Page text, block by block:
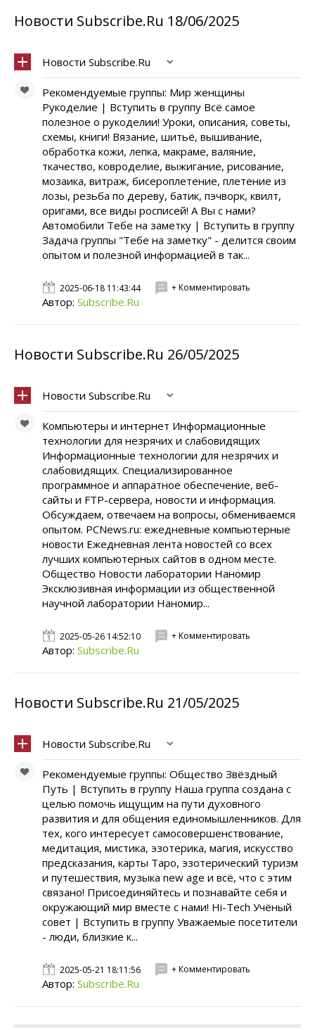
Новости Subscribe.Ru 18/06/2025
Новости Subscribe.Ru
Рекомендуемые группы: Мир женщины
Рукоделие | Вступить в группу Всё самое
полезное о рукоделии! Уроки, описания, советы,
схемы, книги! Вязание, шитьё, вышивание,
обработка кожи, лепка, макраме, валяние,
ткачество, ковроделие, выжигание, рисование,
мозаика, витраж, бисероплетение, плетение из
лозы, резьба по дереву, батик, пэчворк, квилт,
оригами, все виды росписей! А Вы с нами?
Автомобили Тебе на заметку | Вступить в группу
Задача группы "Тебе на заметку" - делится своим
опытом и полезной информацией в так...
2025-06-18 11:43:44 + Комментировать
Автор: Subscribe.Ru
Новости Subscribe.Ru 26/05/2025
Новости Subscribe.Ru
Компьютеры и интернет Информационные
технологии для незрячих и слабовидящих
Информационные технологии для незрячих и
слабовидящих. Специализированное
программное и аппаратное обеспечение, веб-
сайты и FTP-сервера, новости и информация.
Обсуждаем, отвечаем на вопросы, обмениваемся
опытом. PCNews.ru: ежедневные компьютерные
новости Ежедневная лента новостей со всех
лучших компьютерных сайтов в одном месте.
Общество Новости лаборатории Наномир
Эксклюзивная информации из общественной
научной лаборатории Наномир...
2025-05-26 14:52:10 + Комментировать
Автор: Subscribe.Ru
Новости Subscribe.Ru 21/05/2025
Новости Subscribe.Ru
Рекомендуемые группы: Общество Звёздный
Путь | Вступить в группу Наша группа создана с
целью помочь ищущим на пути духовного
развития и для общения единомышленников. Для
тех, кого интересует самосовершенствование,
медитация, мистика, эзотерика, магия, искусство
предсказания, карты Таро, эзотерический туризм
и путешествия, музыка new age и всё, что с этим
связано! Присоединяйтесь и познавайте себя и
окружающий мир вместе с нами! Hi-Tech Учёный
совет | Вступить в группу Уважаемые посетители
- люди, близкие к...
2025-05-21 18:11:56 + Комментировать
Автор: Subscribe.Ru